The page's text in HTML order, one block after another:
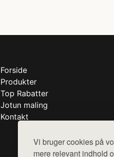
Vi bruger cookies på
mere relevant indhold
Forside
Produkter
Top Rabatter
Jotun maling
Kontakt